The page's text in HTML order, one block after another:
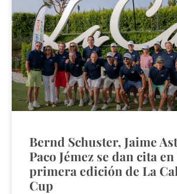
Bernd Schuster, Jaime
Paco Jémez se dan cita
primera edición de La
Cup